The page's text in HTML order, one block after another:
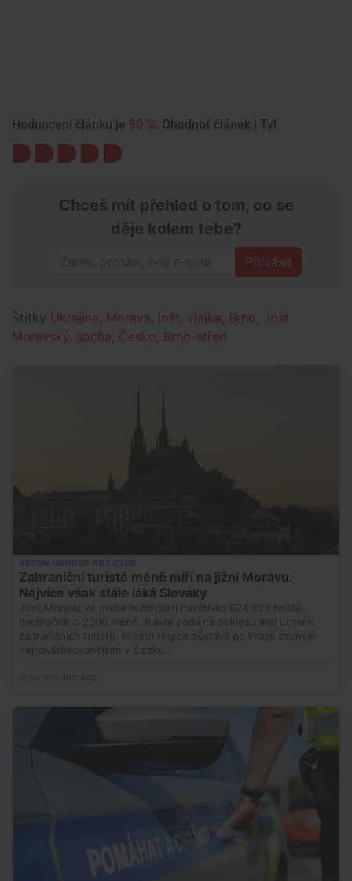
Hodnocení článku je 90 %. Ohodnoť článek i Ty!
Chceš mít přehled o tom, co se
děje kolem tebe?
Přihlásit
Štítky Ukrajina, Morava, jošt, vlajka, Brno , Jošt
Moravský, socha, Česko , Brno-střed